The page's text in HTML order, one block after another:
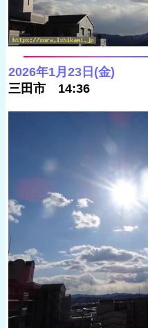
2026年1月23日(金)
三田市 14:36